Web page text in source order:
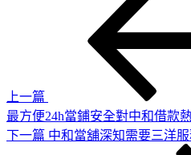
上一篇
最方便24h當鋪安全對中和借款
下
下一篇 中和當舖深知需要三洋